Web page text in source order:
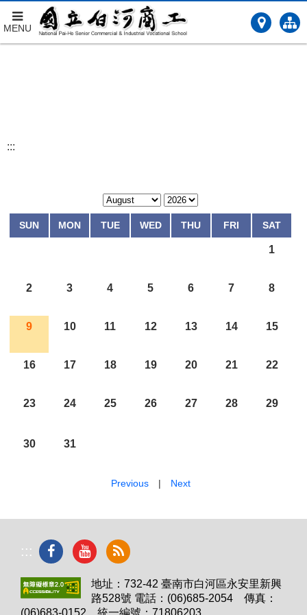
跳
MENU
:::
SUN MON TUE WED THU FRI SAT
1
2 3 4 5 6 7 8
9 10 11 12 13 14 15
16 17 18 19 20 21 22
23 24 25 26 27 28 29
30 31
Previous| Next
:::
地址：732-42 臺南市白河區永安里新興
路528號 電話：(06)685-2054 傳真：
(06)683-0152 統一編號：71806203